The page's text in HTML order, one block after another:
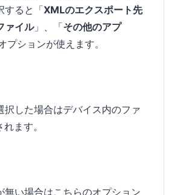
すると「XMLのエクスポート先
ァイル」、「その他のアプ
プションが使えます。
択した場合はデバイス内のファ
ます。
無い場合はこちらのオプション